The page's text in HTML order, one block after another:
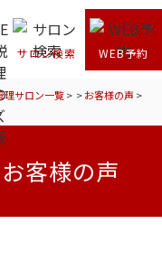
サロン検索 WEB予約
サロン一覧> >お客様の声 >
客様の声